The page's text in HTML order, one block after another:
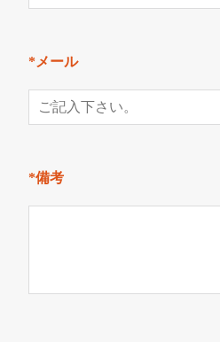
*メール
*備考